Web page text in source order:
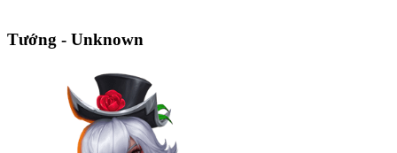
Tướng - Unknown